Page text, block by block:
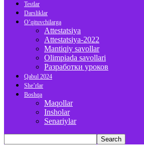
Testlar
Darsliklar
O’qituvchilarga
Attestatsiya
Attestatsiya-2022
Mantiqiy savollar
Olimpiada savollari
Разработки уроков
Qabul 2024
She’rlar
Boshqa
Maqollar
Insholar
Senariylar